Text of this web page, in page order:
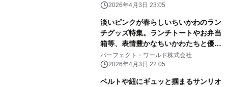
2026年4月3日 23:05
淡いピンクが春らしいちいかわのラン
チグッズ特集。ランチトートやお弁当
箱等、表情豊かなちいかわたちと優し
いピンク色に心和む
パーフェクト・ワールド株式会社
2026年4月3日 22:05
ベルトや紐にギュッと掴まるサンリオ